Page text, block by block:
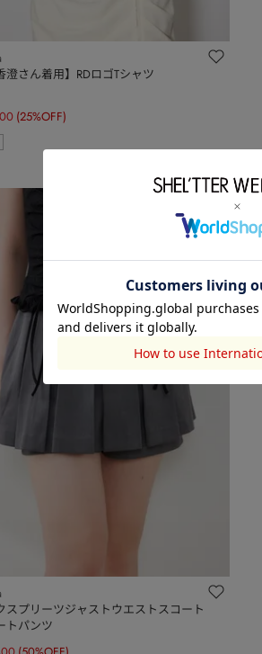
澄さん着用】RDロゴTシャツ
(25%OFF)
スプリーツジャストウエストスコート
トパンツ